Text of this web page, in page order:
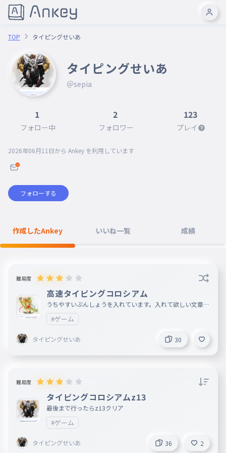
TOP タイピングせいあ
タイピングせいあ
＠sepia
1
フォロー中
2
フォロワー
123
プレイ
2026年06月11日から Ankey を利用しています
フォローする
作成したAnkey いいね一覧 成績
難易度
高速タイピングコロシアム
うちやすいぶんしょうを入れています。入れて欲しい文章が
あればコメントしてください。
#ゲーム
タイピングせいあ 30
難易度
タイピングコロシアムz13
最後まで行ったらz13クリア
#ゲーム
タイピングせいあ 36 2